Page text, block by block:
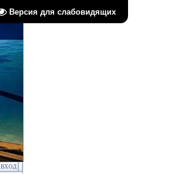
Версия для слабовидящих
ВХОД